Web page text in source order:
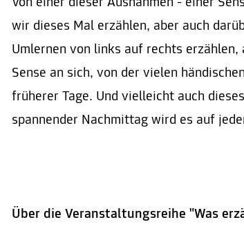
Von einer dieser Ausnahmen - einer
wir dieses Mal erzählen, aber auch
Umlernen von links auf rechts
Sense an sich, von der vielen
früherer Tage. Und vielleicht auch
spannender Nachmittag wird es auf
Über die Veranstaltungsreihe "Was